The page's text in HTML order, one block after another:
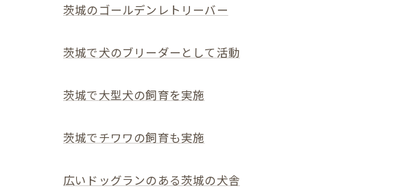
茨城のゴールデンレトリーバー
茨城で犬のブリーダーとして活動
茨城で大型犬の飼育を実施
茨城でチワワの飼育も実施
広いドッグランのある茨城の犬舎